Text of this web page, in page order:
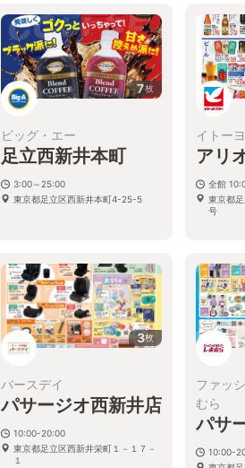
7枚
ビッグ・エー
足立西新井本町
3:00～25:00
東京都足立区西新井本町4-25-5
イトー
アリ
全館
東京都
号
3枚
バースデイ
パサージオ西新井店
10:00-20:00
東京都足立区西新井栄町１－１７－
１
ファッ
むら
パサ
10:00-